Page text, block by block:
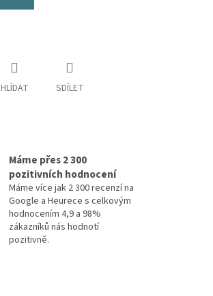
HLÍDAT SDÍLET
Máme přes 2 300
pozitivních hodnocení
Máme více jak 2 300 recenzí na
Google a Heurece s celkovým
hodnocením 4,9 a 98%
zákazníků nás hodnotí
pozitivně.